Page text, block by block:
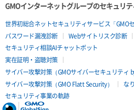
GMOインターネットグループのセキュリ
世界初総合ネットセキュリティサービス「GMO
パスワード漏洩診断
Webサイトリスク診断
セキュリティ相談AIチャットボット
実在証明・盗聴対策
サイバー攻撃対策（GMOサイバーセキュリティ
サイバー攻撃対策（GMO Flatt Security）
な
セキュリティ事業の軌跡